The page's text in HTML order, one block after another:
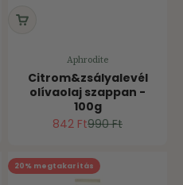
Aphrodite
Citrom&zsályalevél
olívaolaj szappan -
100g
Ár
842 FtNormál ár
990 Ft
20% megtakarítás